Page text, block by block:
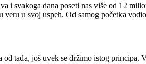
i svakoga dana poseti nas više od 12
u svoj uspeh. Od samog početka
tada, još uvek se držimo istog